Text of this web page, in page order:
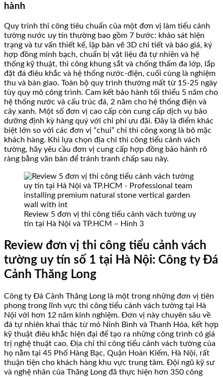
hành
Quy trình thi công tiêu chuẩn của một đơn vị làm tiểu cảnh
tường nước uy tín thường bao gồm 7 bước: khảo sát hiện
trạng và tư vấn thiết kế, lập bản vẽ 3D chi tiết và báo giá, ký
hợp đồng minh bạch, chuẩn bị vật liệu đá tự nhiên và hệ
thống kỹ thuật, thi công khung sắt và chống thấm đa lớp, lắp
đặt đá điêu khắc và hệ thống nước-điện, cuối cùng là nghiệm
thu và bàn giao. Toàn bộ quy trình thường mất từ 15-25 ngày
tùy quy mô công trình. Cam kết bảo hành tối thiểu 5 năm cho
hệ thống nước và cấu trúc đá, 2 năm cho hệ thống điện và
cây xanh. Một số đơn vị cao cấp còn cung cấp dịch vụ bảo
dưỡng định kỳ hàng quý với chi phí ưu đãi. Đây là điểm khác
biệt lớn so với các đơn vị “chui” chỉ thi công xong là bỏ mặc
khách hàng. Khi lựa chọn địa chỉ thi công tiểu cảnh vách
tường, hãy yêu cầu đơn vị cung cấp hợp đồng bảo hành rõ
ràng bằng văn bản để tránh tranh chấp sau này.
Review 5 đơn vị thi công tiểu cảnh vách tường uy
tín tại Hà Nội và TP.HCM – Hình 3
Review đơn vị thi công tiểu cảnh vách
tường uy tín số 1 tại Hà Nội: Công ty Đá
Cảnh Thăng Long
Công ty Đá Cảnh Thăng Long là một trong những đơn vị tiên
phong trong lĩnh vực thi công tiểu cảnh vách tường tại Hà
Nội với hơn 12 năm kinh nghiệm. Đơn vị này chuyên sâu về
đá tự nhiên khai thác từ mỏ Ninh Bình và Thanh Hóa, kết hợp
kỹ thuật điêu khắc hiện đại để tạo ra những công trình có giá
trị nghệ thuật cao. Địa chỉ thi công tiểu cảnh vách tường của
họ nằm tại 45 Phố Hàng Bạc, Quận Hoàn Kiếm, Hà Nội, rất
thuận tiện cho khách hàng khu vực trung tâm. Đội ngũ kỹ sư
và nghệ nhân của Thăng Long đã thực hiện hơn 350 công